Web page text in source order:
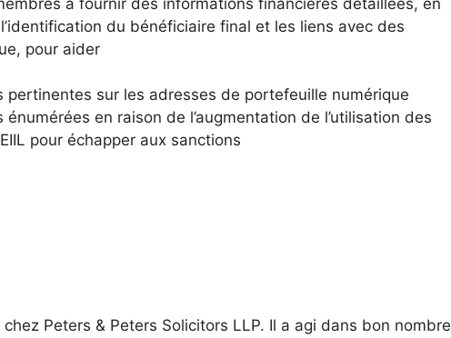
du bénéficiaire final et les liens avec des
pour aider
pertinentes sur les adresses de portefeuille numérique
en raison de l’augmentation de l’utilisation des
pour échapper aux sanctions
Peters & Peters Solicitors LLP. Il a agi dans bon nombre